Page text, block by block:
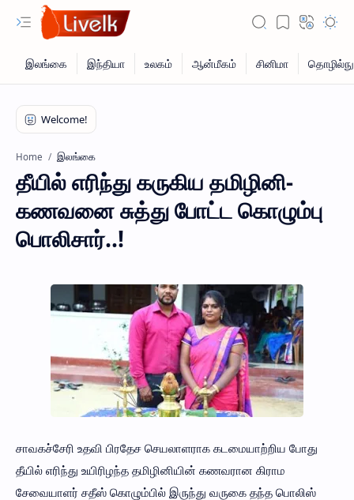
Home இலங்கை
தீயில் எரிந்து கருகிய தமிழினி-
கணவனை சுத்து போட்ட கொழும்பு
பொலிசார்..!
சாவகச்சேரி உதவி பிரதேச செயலாளராக கடமையாற்றிய போது
தீயில் எரிந்து உயிரிழந்த தமிழினியின் கணவரான கிராம
சேவையாளர் சதீஸ் கொழும்பில் இருந்து வருகை தந்த பொலிஸ்